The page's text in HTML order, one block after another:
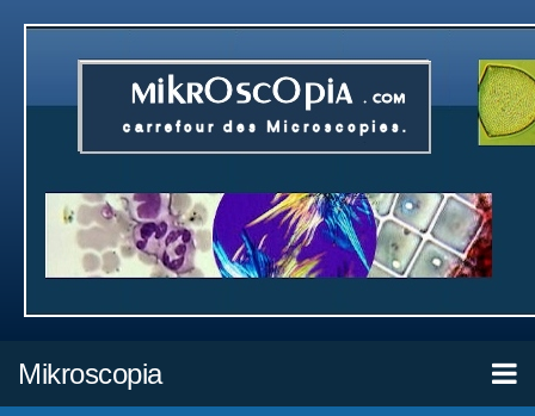
Mikroscopia